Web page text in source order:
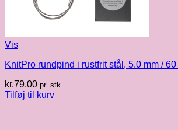
Vis
KnitPro rundpind i rustfrit stål, 5.0 mm / 60
kr.79.00 pr. stk
Tilføj til kurv